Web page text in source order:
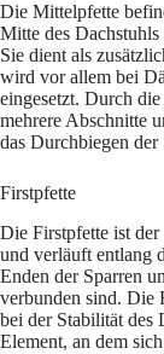
Die Mittelpfette
Mitte des
Sie dient als
wird vor allem bei
eingesetzt. Durch
mehrere Abschnitte
das Durchbiegen
Firstpfette
Die Firstpfette ist der
und verläuft entlang
Enden der Sparren
verbunden sind. Die
bei der Stabilität des
Element, an dem